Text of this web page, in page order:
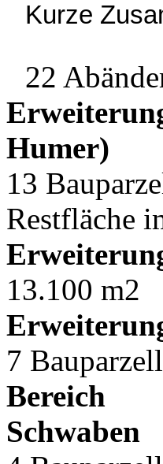
Kurze
22
Humer)
13
Restfläche
13.100 m2
7